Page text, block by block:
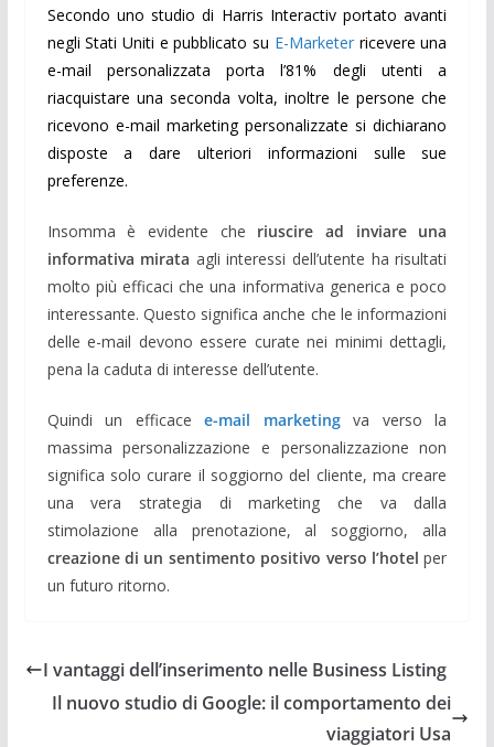
Secondo uno studio di Harris Interactiv portato avanti
negli Stati Uniti e pubblicato su E-Marketerricevere una
e-mail personalizzata porta l’81% degli utenti a
riacquistare una seconda volta, inoltre le persone che
ricevono e-mail marketing personalizzate si dichiarano
disposte a dare ulteriori informazioni sulle sue
preferenze.
Insomma è evidente che riuscire ad inviare una
informativa mirata agli interessi dell’utente ha risultati
molto più efficaci che una informativa generica e poco
interessante. Questo significa anche che le informazioni
delle e-mail devono essere curate nei minimi dettagli,
pena la caduta di interesse dell’utente.
Quindi un efficacee-mail marketingva verso la
massima personalizzazione e personalizzazione non
significa solo curare il soggiorno del cliente, ma creare
una vera strategia di marketing che va dalla
stimolazione alla prenotazione, al soggiorno, alla
creazione di un sentimento positivo verso l’hotel per
un futuro ritorno.
I vantaggi dell’inserimento nelle Business Listing
Il nuovo studio di Google: il comportamento dei
viaggiatori Usa